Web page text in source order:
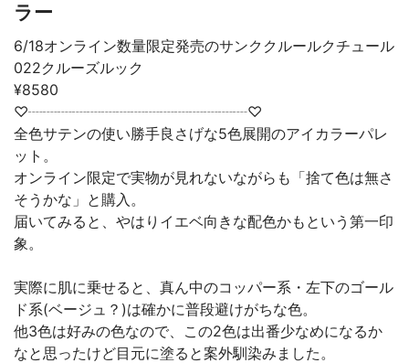
ラー
6/18オンライン数量限定発売のサンククルールクチュール
022クルーズルック
¥8580
♡┈┈┈┈┈┈┈┈┈┈┈┈┈┈┈♡
全色サテンの使い勝手良さげな5色展開のアイカラーパレ
ット。
オンライン限定で実物が見れないながらも「捨て色は無さ
そうかな」と購入。
届いてみると、やはりイエベ向きな配色かもという第一印
象。
実際に肌に乗せると、真ん中のコッパー系・左下のゴール
ド系(ベージュ？)は確かに普段避けがちな色。
他3色は好みの色なので、この2色は出番少なめになるか
なと思ったけど目元に塗ると案外馴染みました。